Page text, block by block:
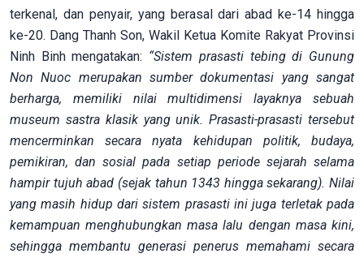
terkenal, dan penyair, yang berasal dari abad ke-14 hingga
ke-20. Dang Thanh Son, Wakil Ketua Komite Rakyat Provinsi
Ninh Binh mengatakan: “Sistem prasasti tebing di Gunung
Non Nuoc merupakan sumber dokumentasi yang sangat
berharga, memiliki nilai multidimensi layaknya sebuah
museum sastra klasik yang unik. Prasasti-prasasti tersebut
mencerminkan secara nyata kehidupan politik, budaya,
pemikiran, dan sosial pada setiap periode sejarah selama
hampir tujuh abad (sejak tahun 1343 hingga sekarang). Nilai
yang masih hidup dari sistem prasasti ini juga terletak pada
kemampuan menghubungkan masa lalu dengan masa kini,
sehingga membantu generasi penerus memahami secara